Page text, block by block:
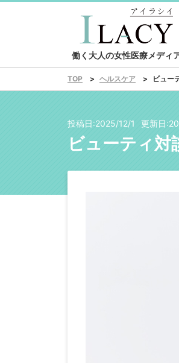
働く大人の女性医療メディ
TOP ヘルスケア ビュー
投稿日:2025/12/1 更新日:
ビューティ